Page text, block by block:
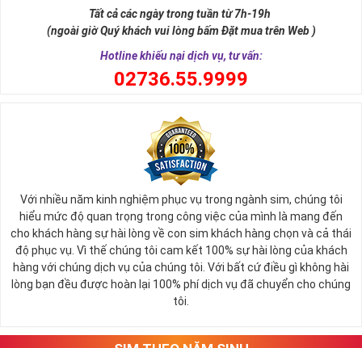
Tất cả các ngày trong tuần từ 7h-19h
(ngoài giờ Quý khách vui lòng bấm Đặt mua trên Web )
Hotline khiếu nại dịch vụ, tư vấn:
02736.55.9999
Với nhiều năm kinh nghiệm phục vụ trong ngành sim, chúng tôi
hiểu mức độ quan trọng trong công việc của mình là mang đến
cho khách hàng sự hài lòng về con sim khách hàng chọn và cả thái
độ phục vụ. Vì thế chúng tôi cam kết 100% sự hài lòng của khách
hàng với chúng dịch vụ của chúng tôi. Với bất cứ điều gì không hài
lòng bạn đều được hoàn lại 100% phí dịch vụ đã chuyển cho chúng
tôi.